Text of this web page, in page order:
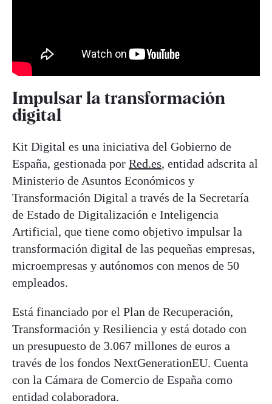
Impulsar la transformación
digital
Kit Digital es una iniciativa del Gobierno de
España, gestionada por Red.es, entidad adscrita al
Ministerio de Asuntos Económicos y
Transformación Digital a través de la Secretaría
de Estado de Digitalización e Inteligencia
Artificial, que tiene como objetivo impulsar la
transformación digital de las pequeñas empresas,
microempresas y autónomos con menos de 50
empleados.
Está financiado por el Plan de Recuperación,
Transformación y Resiliencia y está dotado con
un presupuesto de 3.067 millones de euros a
través de los fondos NextGenerationEU. Cuenta
con la Cámara de Comercio de España como
entidad colaboradora.